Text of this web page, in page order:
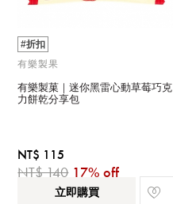
#折扣
有樂製果
有樂製菓｜迷你黑雷心動草莓巧克
力餅乾分享包
NT$ 115
NT$ 140 17% off
立即購買